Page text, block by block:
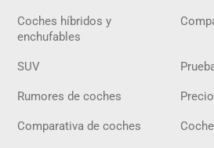
Coches híbridos y
enchufables
SUV
Rumores de coches
Comparativa de coches